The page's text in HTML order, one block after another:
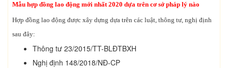
Mẫu hợp đồng lao động mới nhất 2020 dựa trên cơ sở pháp lý nào
Hợp đồng lao động được xây dựng dựa trên các luật, thông tư, nghị định
sau đây:
Thông tư 23/2015/TT-BLĐTBXH
Nghị định 148/2018/NĐ-CP